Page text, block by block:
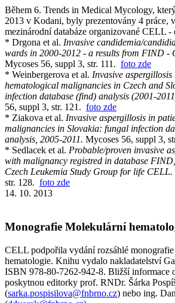
Během 6. Trends in Medical Mycology,
2013 v Kodani, byly prezentovány 4 práce,
mezinárodní databáze organizované CELL -
* Drgona et al. Invasive candidemia/
wards in 2000-2012 - a results from FIND -
Mycoses 56, suppl 3, str. 111. foto zde
* Weinbergerova et al. Invasive
hematological malignancies in Czech and
infection database (find) analysis (2001-
56, suppl 3, str. 121. foto zde
* Ziakova et al. Invasive aspergillosis in
malignancies in Slovakia: fungal infection
analysis, 2005-2011. Mycoses 56, suppl 3,
* Sedlacek et al. Probable/proven invasive
with malignancy registred in database
Czech Leukemia Study Group for life CELL.
str. 128. foto zde
14. 10. 2013
Monografie Molekulární
CELL podpořila vydání rozsáhlé
hematologie. Knihu vydalo nakladatelství
ISBN 978-80-7262-942-8. Bližší informace
poskytnou editorky prof. RNDr. Šárka
(sarka.pospisilova@fnbrno.cz) nebo ing.